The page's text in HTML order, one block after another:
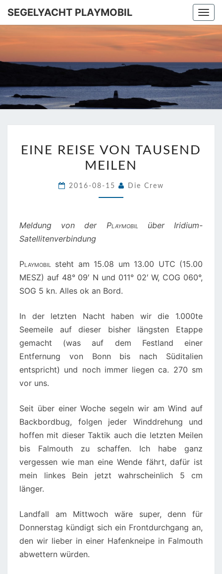
SEGELYACHT PLAYMOBIL
REISE
VON
EINE REISE VON TAUSEND
MEILEN
2016-08-15 Die Crew
Meldung von der Playmobilüber Iridium-
Satellitenverbindung
Playmobil steht am 15.08 um 13.00 UTC (15.00
MESZ) auf 48° 09′ N und 011° 02′ W, COG 060°,
SOG 5 kn. Alles ok an Bord.
In der letzten Nacht haben wir die 1.000te
Seemeile auf dieser bisher längsten Etappe
gemacht (was auf dem Festland einer
Entfernung von Bonn bis nach Süditalien
entspricht) und noch immer liegen ca. 270 sm
vor uns.
Seit über einer Woche segeln wir am Wind auf
Backbordbug, folgen jeder Winddrehung und
hoffen mit dieser Taktik auch die letzten Meilen
bis Falmouth zu schaffen. Ich habe ganz
vergessen wie man eine Wende fährt, dafür ist
mein linkes Bein jetzt wahrscheinlich 5 cm
länger.
Landfall am Mittwoch wäre super, denn für
Donnerstag kündigt sich ein Frontdurchgang an,
den wir lieber in einer Hafenkneipe in Falmouth
abwettern würden.